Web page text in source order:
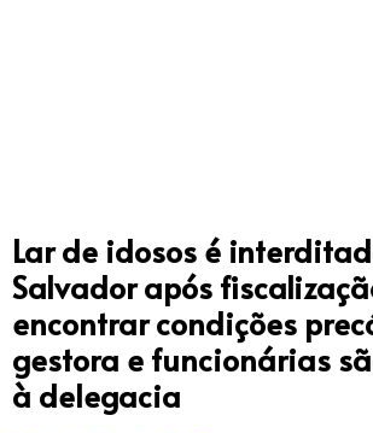
Lar de idosos é
Salvador após
encontrar condições
gestora e funcionárias
à delegacia